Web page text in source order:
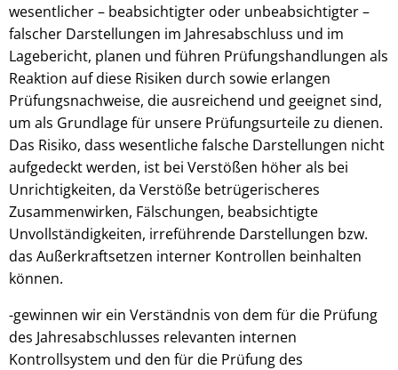
wesentlicher – beabsichtigter oder unbeabsichtigter –
falscher Darstellungen im Jahresabschluss und im
Lagebericht, planen und führen Prüfungshandlungen als
Reaktion auf diese Risiken durch sowie erlangen
Prüfungsnachweise, die ausreichend und geeignet sind,
um als Grundlage für unsere Prüfungsurteile zu dienen.
Das Risiko, dass wesentliche falsche Darstellungen nicht
aufgedeckt werden, ist bei Verstößen höher als bei
Unrichtigkeiten, da Verstöße betrügerischeres
Zusammenwirken, Fälschungen, beabsichtigte
Unvollständigkeiten, irreführende Darstellungen bzw.
das Außerkraftsetzen interner Kontrollen beinhalten
können.
-gewinnen wir ein Verständnis von dem für die Prüfung
des Jahresabschlusses relevanten internen
Kontrollsystem und den für die Prüfung des